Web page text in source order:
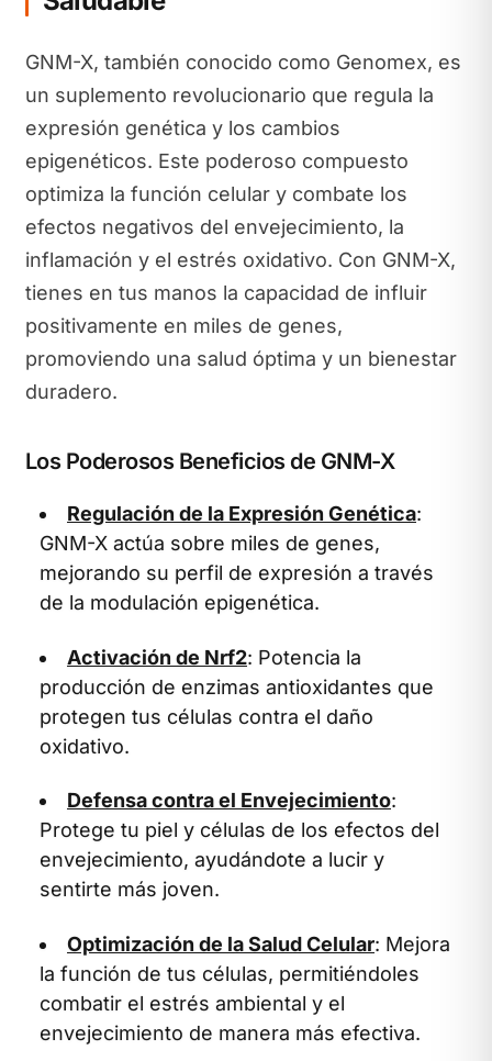
GNM-X, también conocido como Genomex, es
un suplemento revolucionario que regula la
expresión genética y los cambios
epigenéticos. Este poderoso compuesto
optimiza la función celular y combate los
efectos negativos del envejecimiento, la
inflamación y el estrés oxidativo. Con GNM-X,
tienes en tus manos la capacidad de influir
positivamente en miles de genes,
promoviendo una salud óptima y un bienestar
duradero.
Los Poderosos Beneficios de GNM-X
Regulación de la Expresión Genética:
GNM-X actúa sobre miles de genes,
mejorando su perfil de expresión a través
de la modulación epigenética.
Activación de Nrf2: Potencia la
producción de enzimas antioxidantes que
protegen tus células contra el daño
oxidativo.
Defensa contra el Envejecimiento:
Protege tu piel y células de los efectos del
envejecimiento, ayudándote a lucir y
sentirte más joven.
Optimización de la Salud Celular: Mejora
la función de tus células, permitiéndoles
combatir el estrés ambiental y el
envejecimiento de manera más efectiva.